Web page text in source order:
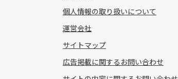
個人情報の取り扱いについて
運営会社
サイトマップ
広告掲載に関するお問い合わせ